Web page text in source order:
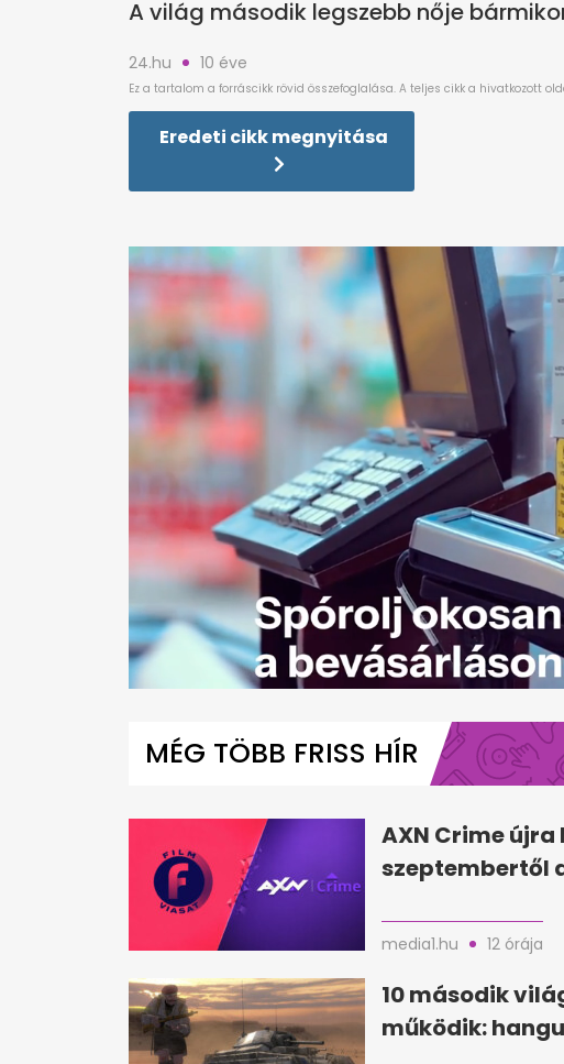
A világ második legszebb nője
24.hu 10 éve
Eredeti cikk megnyitása
minute,
0%
MÉG TÖBB FRISS HÍR
AXN Crime
szeptembertől
media1.hu 12 órája
10 második
működik: